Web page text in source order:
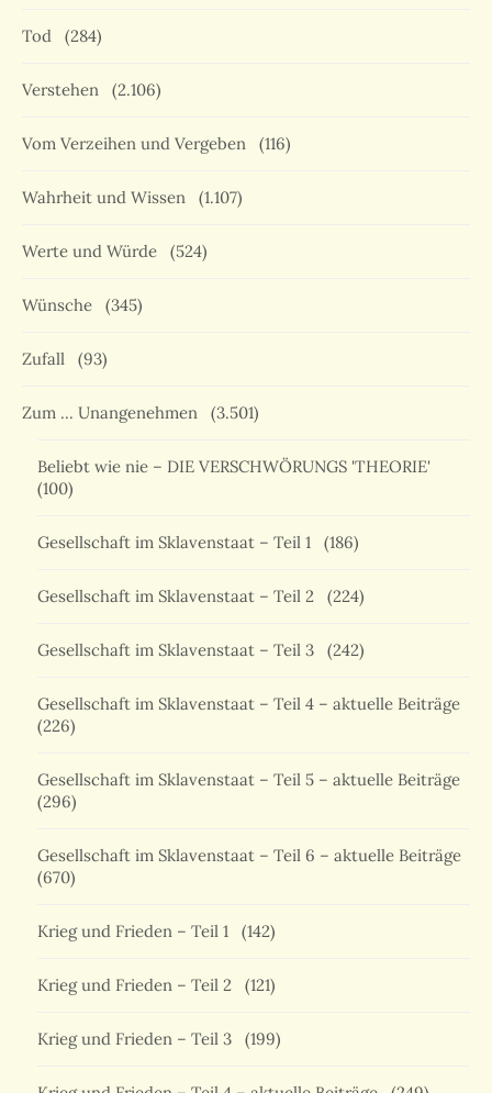
Tod (284)
Verstehen (2.106)
Vom Verzeihen und Vergeben (116)
Wahrheit und Wissen (1.107)
Werte und Würde (524)
Wünsche (345)
Zufall (93)
Zum … Unangenehmen (3.501)
Beliebt wie nie – DIE VERSCHWÖRUNGS 'THEORIE'
(100)
Gesellschaft im Sklavenstaat – Teil 1 (186)
Gesellschaft im Sklavenstaat – Teil 2 (224)
Gesellschaft im Sklavenstaat – Teil 3 (242)
Gesellschaft im Sklavenstaat – Teil 4 – aktuelle Beiträge
(226)
Gesellschaft im Sklavenstaat – Teil 5 – aktuelle Beiträge
(296)
Gesellschaft im Sklavenstaat – Teil 6 – aktuelle Beiträge
(670)
Krieg und Frieden – Teil 1 (142)
Krieg und Frieden – Teil 2 (121)
Krieg und Frieden – Teil 3 (199)